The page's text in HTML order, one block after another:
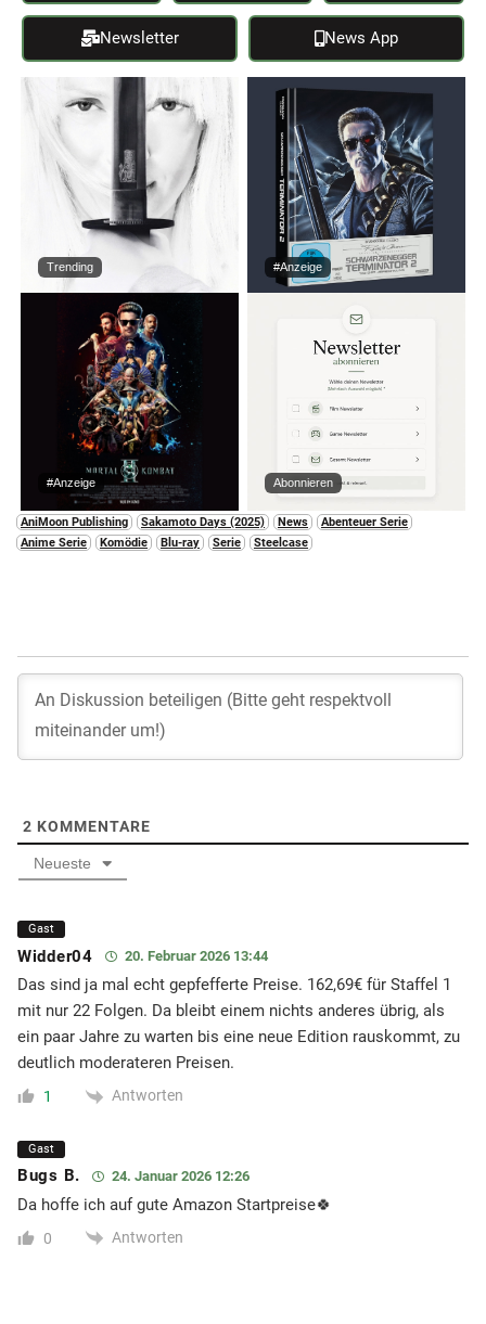
Newsletter News App
Trending #Anzeige
#Anzeige Abonnieren
AniMoon Publishing Sakamoto Days (2025) News
Abenteuer Serie
Anime Serie
Komödie Blu-ray Serie Steelcase
2 KOMMENTARE
Neueste
Gast
Widder04 20. Februar 2026 13:44
Das sind ja mal echt gepfefferte Preise. 162,69€ für Staffel 1
mit nur 22 Folgen. Da bleibt einem nichts anderes übrig, als
ein paar Jahre zu warten bis eine neue Edition rauskommt, zu
deutlich moderateren Preisen.
1 Antworten
Gast
Bugs B. 24. Januar 2026 12:26
Da hoffe ich auf gute Amazon Startpreise🍀
0 Antworten